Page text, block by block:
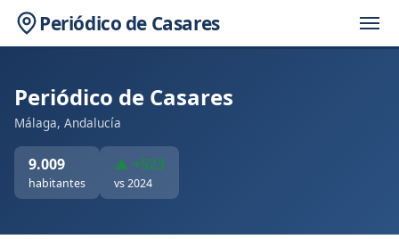
Periódico de Casares
Periódico de Casares
Málaga, Andalucía
9.009
habitantes
▲ +523
vs 2024